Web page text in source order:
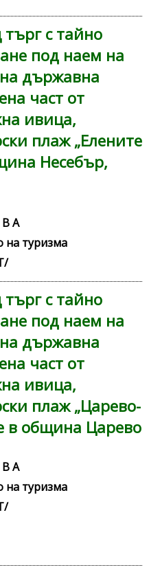
с тайно
под наем на
държавна
част от
ивица,
плаж „Елените
Несебър,
А
на туризма
с тайно
под наем на
държавна
част от
ивица,
плаж „Царево-
в община Царево
А
на туризма